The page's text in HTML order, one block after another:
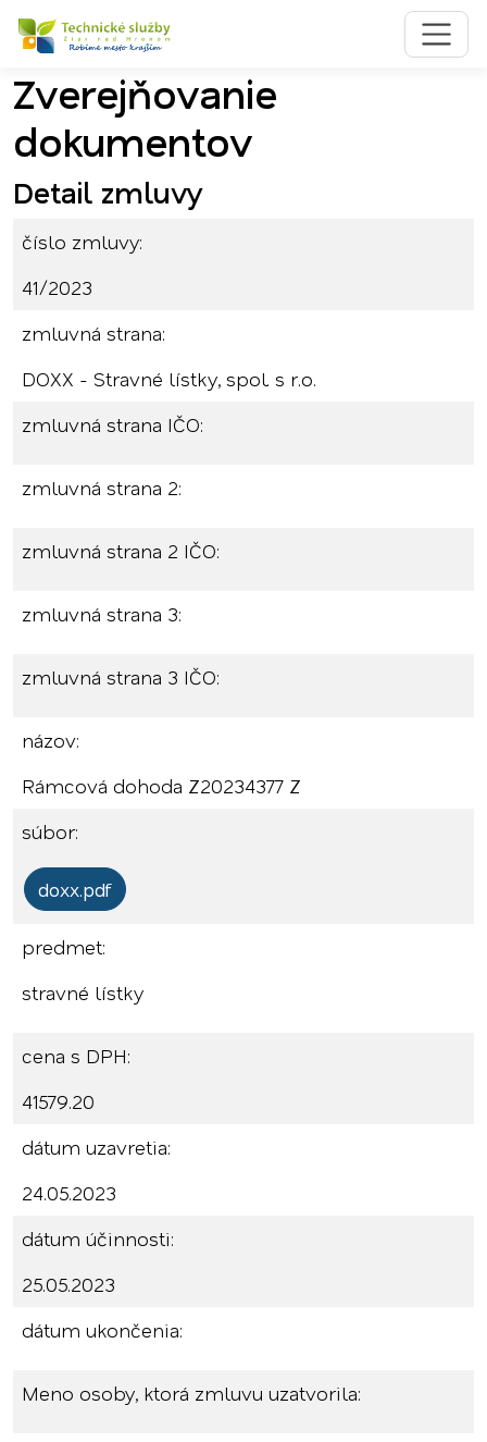
Preskočiť na obsah
Preskočiť na hlavné menu
Zverejňovanie
dokumentov
Detail zmluvy
číslo zmluvy:
41/2023
zmluvná strana:
DOXX - Stravné lístky, spol. s r.o.
zmluvná strana IČO:
zmluvná strana 2:
zmluvná strana 2 IČO:
zmluvná strana 3:
zmluvná strana 3 IČO:
názov:
Rámcová dohoda Z20234377 Z
súbor:
doxx.pdf
predmet:
stravné lístky
cena s DPH:
41579.20
dátum uzavretia:
24.05.2023
dátum účinnosti:
25.05.2023
dátum ukončenia:
Meno osoby, ktorá zmluvu uzatvorila: